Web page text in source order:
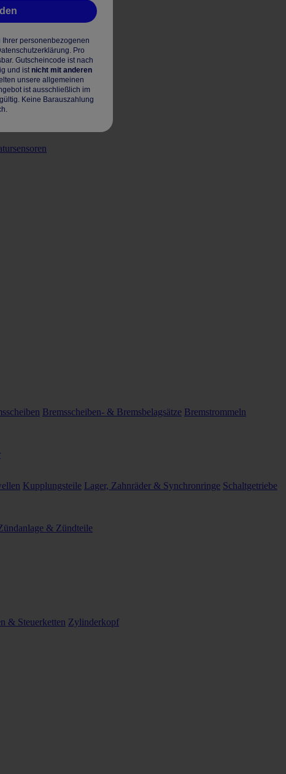
Bremsscheiben- & Bremsbelagsätze Bremstrommeln
Kupplungsteile Lager, Zahnräder & Synchronringe Schaltgetriebe
& Zündteile
& Steuerketten Zylinderkopf
Ihrer personenbezogenen
Pro
Gutscheincode ist nach
und ist nicht mit anderen
unsere allgemeinen
ist ausschließlich im
Keine Barauszahlung